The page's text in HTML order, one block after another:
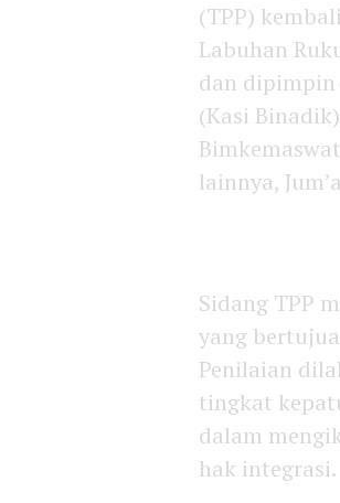
(TPP)
Labuhan
dan dipimpin
(Kasi
lainnya,
Sidang TPP
yang
Penilaian
tingkat
dalam
hak integrasi.